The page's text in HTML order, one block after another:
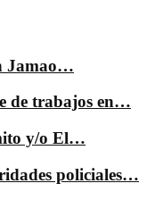
Jamao…
de trabajos en…
y/o El…
policiales…